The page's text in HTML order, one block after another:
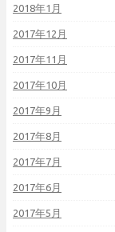
2018年1月
2017年12月
2017年11月
2017年10月
2017年9月
2017年8月
2017年7月
2017年6月
2017年5月